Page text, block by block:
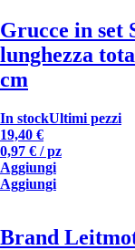
Grucce in set
lunghezza
cm
In stockUltimi pezzi
19,40 €
0,97 € / pz
Aggiungi
Aggiungi
Brand